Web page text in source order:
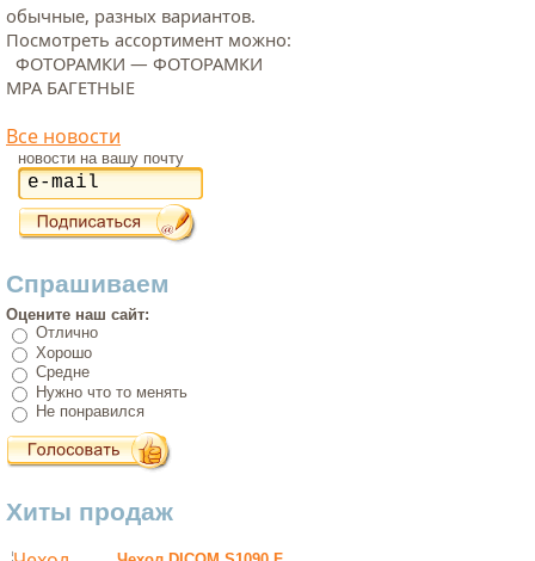
обычные, разных вариантов.
Посмотреть ассортимент можно:
ФОТОРАМКИ — ФОТОРАМКИ
МРА БАГЕТНЫЕ
Все новости
новости на вашу почту
Спрашиваем
Оцените наш сайт:
Отлично
Хорошо
Средне
Нужно что то менять
Не понравился
Хиты продаж